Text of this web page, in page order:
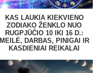
KAS LAUKIA KIEKVIENO
ZODIAKO ŽENKLO NUO
RUGPJŪČIO 10 IKI 16 D.:
MEILĖ, DARBAS, PINIGAI IR
KASDIENIAI REIKALAI